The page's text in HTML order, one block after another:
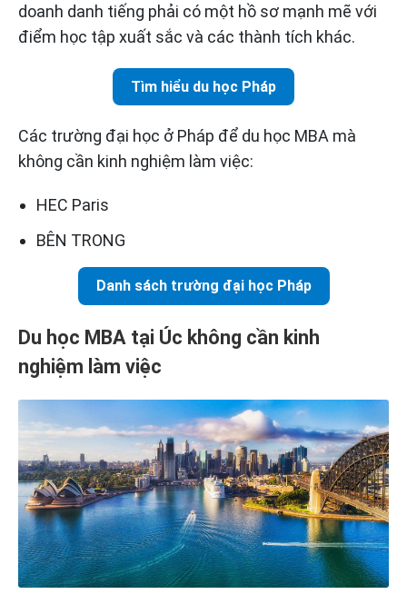
doanh danh tiếng phải có một hồ sơ mạnh mẽ với
điểm học tập xuất sắc và các thành tích khác.
Tìm hiểu du học Pháp
Các trường đại học ở Pháp để du học MBA mà
không cần kinh nghiệm làm việc:
HEC Paris
BÊN TRONG
Danh sách trường đại học Pháp
Du học MBA tại Úc không cần kinh
nghiệm làm việc